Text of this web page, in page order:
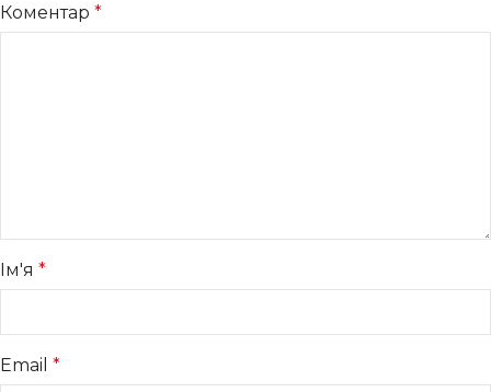
Коментар *
Ім'я *
Email *